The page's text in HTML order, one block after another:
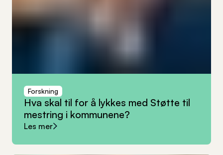
Forskning
Hva skal til for å lykkes med Støtte til
mestring i kommunene?
Les mer